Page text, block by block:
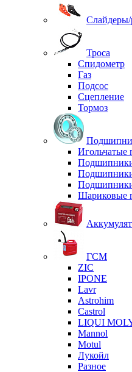
Троса
Спидометр
Газ
Подсос
Сцепление
Тормоз
Игольчатые
Подшипники
Шариковые
ГСМ
ZIC
IPONE
Lavr
Astrohim
Castrol
LIQUI
Mannol
Motul
Лукойл
Разное